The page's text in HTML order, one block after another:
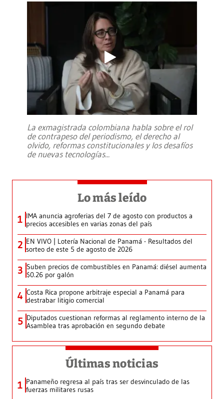
La exmagistrada colombiana habla sobre el rol
de contrapeso del periodismo, el derecho al
olvido, reformas constitucionales y los desafíos
de nuevas tecnologías...
Lo más leído
1 IMA anuncia agroferias del 7 de agosto con productos a
precios accesibles en varias zonas del país
2 EN VIVO | Lotería Nacional de Panamá - Resultados del
sorteo de este 5 de agosto de 2026
3 Suben precios de combustibles en Panamá: diésel aumenta
$0.26 por galón
4 Costa Rica propone arbitraje especial a Panamá para
destrabar litigio comercial
5 Diputados cuestionan reformas al reglamento interno de la
Asamblea tras aprobación en segundo debate
Últimas noticias
1 Panameño regresa al país tras ser desvinculado de las
fuerzas militares rusas